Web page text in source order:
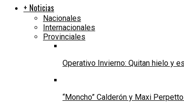
+ Noticias
Nacionales
Internacionales
Provinciales
Operativo Invierno: Quitan hielo y
“Moncho” Calderón y Maxi